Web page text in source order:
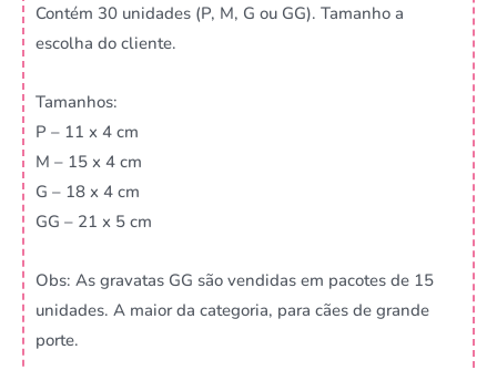
Contém 30 unidades (P, M, G ou GG). Tamanho a
escolha do cliente.
Tamanhos:
P – 11 x 4 cm
M – 15 x 4 cm
G – 18 x 4 cm
GG – 21 x 5 cm
Obs: As gravatas GG são vendidas em pacotes de 15
unidades. A maior da categoria, para cães de grande
porte.